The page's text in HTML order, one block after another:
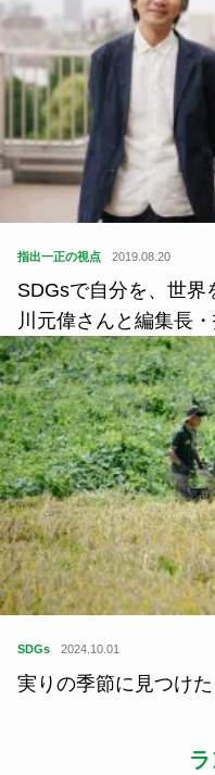
指出一正の視点 2019.08.20
SDGsで自分を、世界
川元偉さんと編集長
SDGs 2024.10.01
実りの季節に見つけ